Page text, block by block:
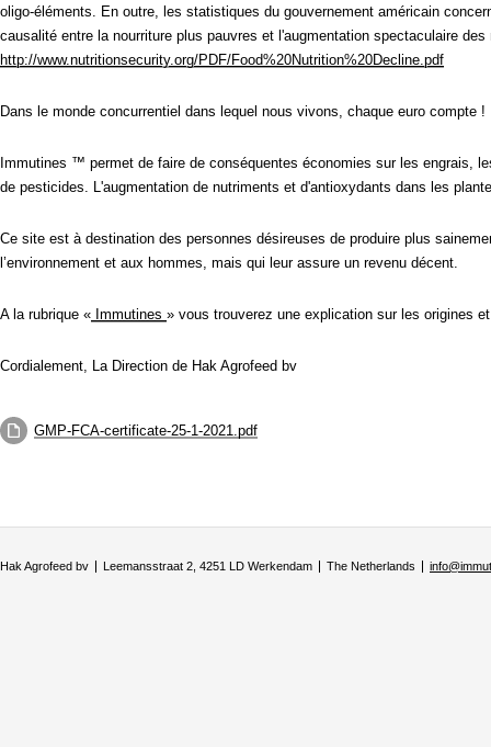
oligo-éléments. En outre, les statistiques du gouvernement américain
causalité entre la nourriture plus pauvres et l'augmentation spectaculaire
http://www.nutritionsecurity.org/PDF/Food%20Nutrition%20Decline.pdf
Dans le monde concurrentiel dans lequel nous vivons, chaque euro compte !
Immutines ™ permet de faire de conséquentes économies sur les engrais,
de pesticides. L'augmentation de nutriments et d'antioxydants dans les
Ce site est à destination des personnes désireuses de produire plus
l’environnement et aux hommes, mais qui leur assure un revenu décent.
A la rubrique « Immutines » vous trouverez une explication sur les origines
Cordialement, La Direction de Hak Agrofeed bv
GMP-FCA-certificate-25-1-2021.pdf
Hak Agrofeed bv Leemansstraat 2, 4251 LD Werkendam The Netherlands